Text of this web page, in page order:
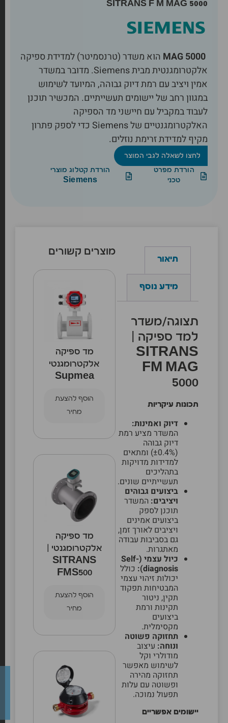
SITRANS F M MAG 5000
הוא משדר (טרנסמיטר) למדידת ספיקה
אלקטרומגנטית מבית Siemens. מדובר במשדר
אמין ויציב עם רמת דיוק גבוהה, המיועד לשימוש
במגוון רחב של יישומים תעשייתיים. המכשיר תוכנן
לעבוד במקביל עם חיישני מד הספיקה
האלקטרומגנטיים של Siemens כדי לספק פתרון
מקיף למדידת זרימת נוזלים.
לחצו לשאלה לגבי המוצר
הורדת מפרט
טכני
הורדת קטלוג מוצרי
Siemens
תיאור
מידע נוסף
תצוגה/משדר
למד ספיקה |
SITRANS
FM MAG
5000
תכונות עיקריות
דיוק ואמינות:
המשדר מציע רמת
דיוק גבוהה
(±0.4%) ומתאים
למדידות מדויקות
בתהליכים
תעשייתיים שונים.
ביצועים גבוהים
ויציבים: המשדר
תוכנן לספק
ביצועים אמינים
ויציבים לאורך זמן,
גם בסביבות עבודה
מאתגרות.
כיול עצמי (Self-
diagnosis): כולל
יכולות זיהוי עצמי
המבטיחות תפקוד
תקין, ניטור
תקינות ורמת
ביצועים
מקסימלית.
תחזוקה פשוטה
ונוחה: עיצוב
מודולרי וקל
לשימוש מאפשר
תחזוקה מהירה
ופשוטה עם עלות
תפעול נמוכה.
יישומים אפשריים
מוצרים קשורים
מד ספיקה
אלקטרומגנטי
Supmea
הוסף להצעת
מחיר
מד ספיקה
אלקטרומגנטי |
SITRANS
FMS500
הוסף להצעת
מחיר